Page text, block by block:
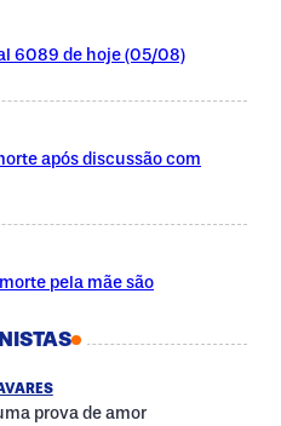
6089 de hoje (05/08)
após discussão com
pela mãe são
prova de amor